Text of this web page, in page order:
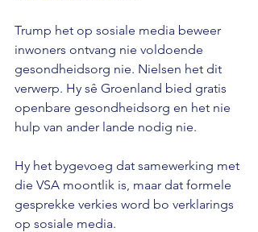
Trump het op sosiale media beweer
inwoners ontvang nie voldoende
gesondheidsorg nie. Nielsen het dit
verwerp. Hy sê Groenland bied gratis
openbare gesondheidsorg en het nie
hulp van ander lande nodig nie.
Hy het bygevoeg dat samewerking met
die VSA moontlik is, maar dat formele
gesprekke verkies word bo verklarings
op sosiale media.